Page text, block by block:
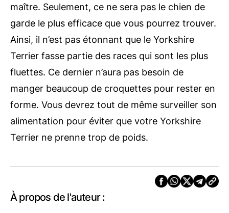
maître. Seulement, ce ne sera pas le chien de
garde le plus efficace que vous pourrez trouver.
Ainsi, il n’est pas étonnant que le Yorkshire
Terrier fasse partie des races qui sont les plus
fluettes. Ce dernier n’aura pas besoin de
manger beaucoup de croquettes pour rester en
forme. Vous devrez tout de même surveiller son
alimentation pour éviter que votre Yorkshire
Terrier ne prenne trop de poids.
À propos de l'auteur :